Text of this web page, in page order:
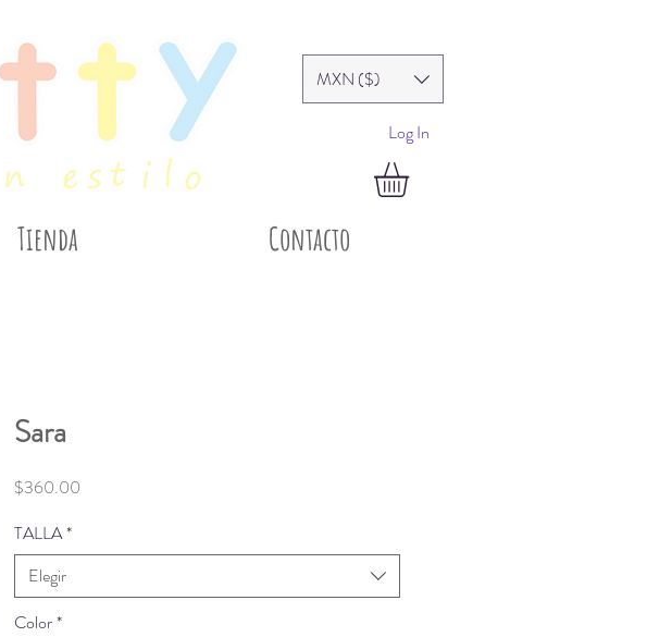
MXN ($)
Log In
Tienda Contacto
Sara
$360.00
TALLA*
Elegir
Color*